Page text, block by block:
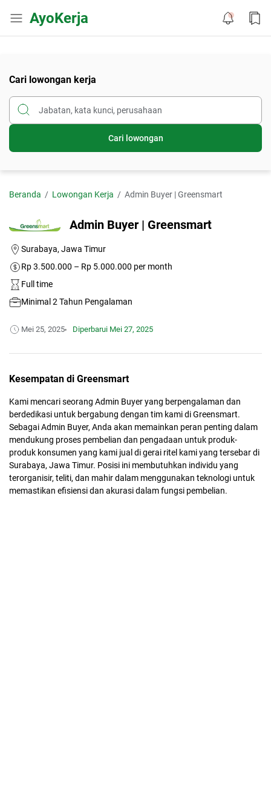
AyoKerja
Cari lowongan kerja
Cari lowongan
Beranda Lowongan Kerja Admin Buyer | Greensmart
Admin Buyer | Greensmart
Surabaya, Jawa Timur
Rp 3.500.000 – Rp 5.000.000 per month
Full time
Minimal 2 Tahun Pengalaman
Mei 25, 2025 Diperbarui Mei 27, 2025
Kesempatan di Greensmart
Kami mencari seorang Admin Buyer yang berpengalaman dan
berdedikasi untuk bergabung dengan tim kami di Greensmart.
Sebagai Admin Buyer, Anda akan memainkan peran penting dalam
mendukung proses pembelian dan pengadaan untuk produk-
produk konsumen yang kami jual di gerai ritel kami yang tersebar di
Surabaya, Jawa Timur. Posisi ini membutuhkan individu yang
terorganisir, teliti, dan mahir dalam menggunakan teknologi untuk
memastikan efisiensi dan akurasi dalam fungsi pembelian.